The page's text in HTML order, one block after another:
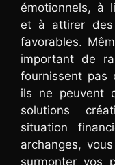
émotionnels, à
et à attirer des
favorables.
important de
fournissent pas
ils ne peuvent
solutions
situation
archanges,
surmonter vos